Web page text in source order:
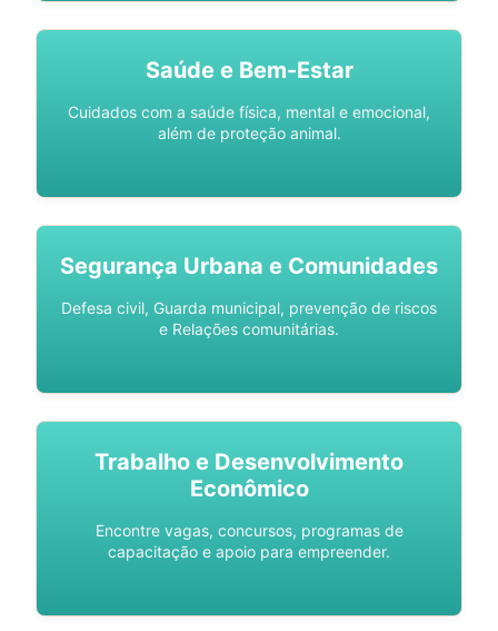
Saúde e Bem-Estar
Cuidados com a saúde física, mental e emocional,
além de proteção animal.
Segurança Urbana e Comunidades
Defesa civil, Guarda municipal, prevenção de riscos
e Relações comunitárias.
Trabalho e Desenvolvimento
Econômico
Encontre vagas, concursos, programas de
capacitação e apoio para empreender.